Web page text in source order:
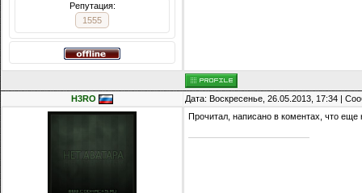
Репутация:
1555
H3RO Дата: Воскресенье, 26.05.2013, 17:34 |
Прочитал, написано в коментах, что